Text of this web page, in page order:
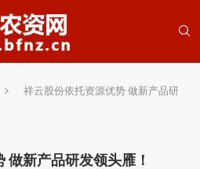
祥云股份依托资源优势 做新产品研
做新产品研发领头雁！